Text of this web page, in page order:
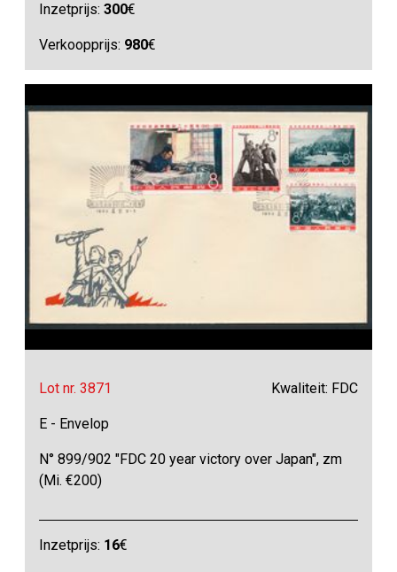
Inzetprijs:300€
Verkoopprijs: 980€
Lot nr. 3871 Kwaliteit: FDC
E - Envelop
N° 899/902 "FDC 20 year victory over Japan", zm
(Mi. €200)
Inzetprijs: 16€